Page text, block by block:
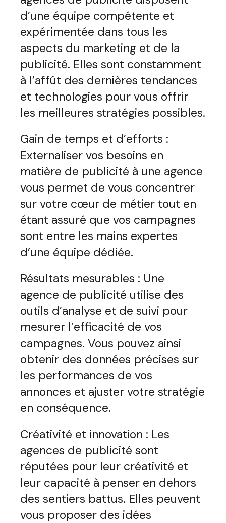
d’une équipe compétente et
expérimentée dans tous les
aspects du marketing et de la
publicité. Elles sont constamment
à l’affût des dernières tendances
et technologies pour vous offrir
les meilleures stratégies possibles.
Gain de temps et d’efforts :
Externaliser vos besoins en
matière de publicité à une agence
vous permet de vous concentrer
sur votre cœur de métier tout en
étant assuré que vos campagnes
sont entre les mains expertes
d’une équipe dédiée.
Résultats mesurables : Une
agence de publicité utilise des
outils d’analyse et de suivi pour
mesurer l’efficacité de vos
campagnes. Vous pouvez ainsi
obtenir des données précises sur
les performances de vos
annonces et ajuster votre stratégie
en conséquence.
Créativité et innovation : Les
agences de publicité sont
réputées pour leur créativité et
leur capacité à penser en dehors
des sentiers battus. Elles peuvent
vous proposer des idées